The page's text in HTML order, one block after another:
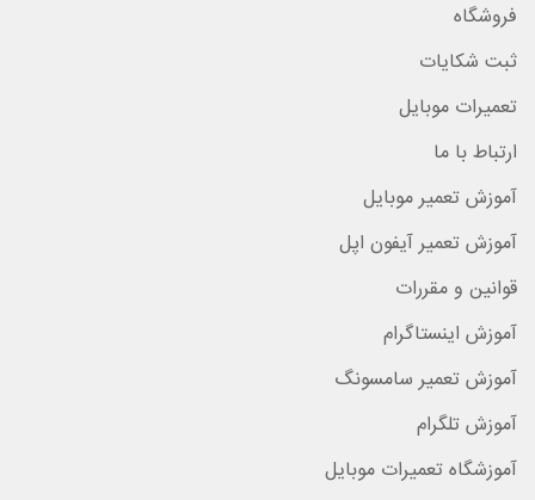
فروشگاه
ثبت شکایات
تعمیرات موبایل
ارتباط با ما
آموزش تعمیر موبایل
آموزش تعمیر آیفون اپل
قوانین و مقررات
آموزش اینستاگرام
آموزش تعمیر سامسونگ
آموزش تلگرام
آموزشگاه تعمیرات موبایل